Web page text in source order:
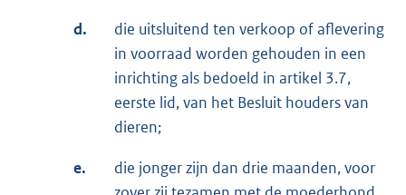
d.
die uitsluitend ten verkoop of aflevering
in voorraad worden gehouden in een
inrichting als bedoeld in artikel 3.7,
eerste lid, van het Besluit houders van
dieren;
e.
die jonger zijn dan drie maanden, voor